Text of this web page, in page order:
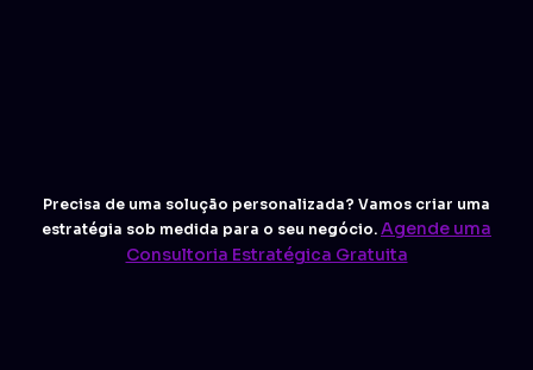
Precisa de uma solução personalizada? Vamos criar uma
estratégia sob medida para o seu negócio. Agende uma
Consultoria Estratégica Gratuita